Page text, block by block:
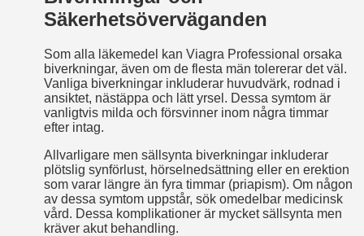
Säkerhetsöverväganden
Som alla läkemedel kan Viagra Professional orsaka
biverkningar, även om de flesta män tolererar det väl.
Vanliga biverkningar inkluderar huvudvärk, rodnad i
ansiktet, nästäppa och lätt yrsel. Dessa symtom är
vanligtvis milda och försvinner inom några timmar
efter intag.
Allvarligare men sällsynta biverkningar inkluderar
plötslig synförlust, hörselnedsättning eller en erektion
som varar längre än fyra timmar (priapism). Om någon
av dessa symtom uppstår, sök omedelbar medicinsk
vård. Dessa komplikationer är mycket sällsynta men
kräver akut behandling.